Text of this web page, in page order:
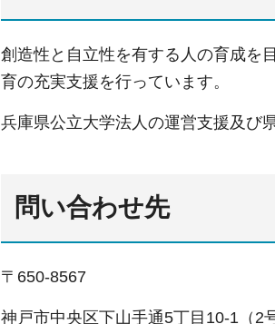
創造性と自立性を有する人の育成を
育の充実支援を行っています。
兵庫県公立大学法人の運営支援及び
問い合わせ先
〒650-8567
神戸市中央区下山手通5丁目10-1（2